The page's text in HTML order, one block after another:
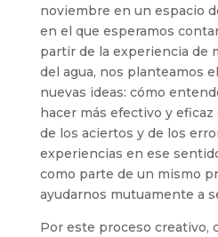
noviembre en un espacio
en el que esperamos
partir de la experiencia de
del agua, nos planteamos
nuevas ideas: cómo
hacer más efectivo y
de los aciertos y de los
experiencias en ese
como parte de un mismo
ayudarnos mutuamente a
Por este proceso creativo,